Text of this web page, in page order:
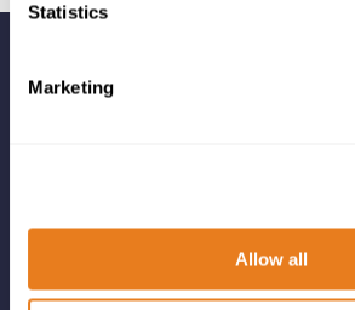
Statistics
Marketing
Allow all
Adriyatik-Balkan bölgesi, Bulgaristan,
Türkiye ve Türkmenistan’da bilgi ve
telekomünikasyon ve güvenlik
gerçekleştiriyoruz.